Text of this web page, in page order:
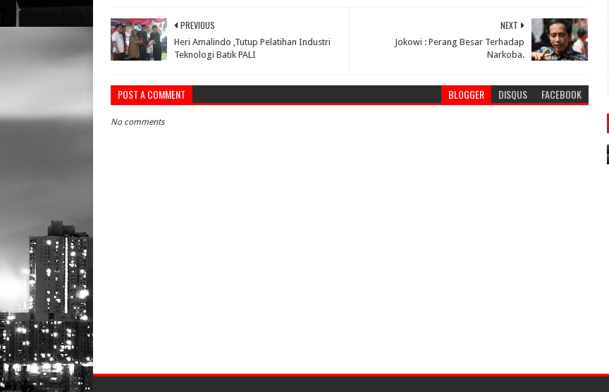
NEXT
Jokowi : Perang Besar Terhadap
Narkoba.
PREVIOUS
Heri Amalindo ,Tutup Pelatihan Industri
Teknologi Batik PALI
POST A COMMENT BLOGGER DISQUS FACEBOOK
No comments